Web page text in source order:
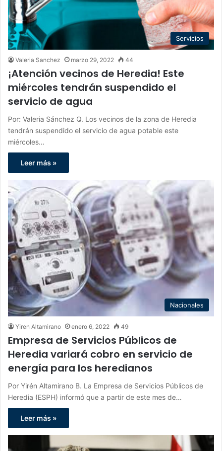
Servicios
Valeria Sanchez marzo 29, 2022 44
¡Atención vecinos de Heredia! Este
miércoles tendrán suspendido el
servicio de agua
Por: Valeria Sánchez Q. Los vecinos de la zona de Heredia
tendrán suspendido el servicio de agua potable este
miércoles…
Leer más »
Nacionales
Yiren Altamirano enero 6, 2022 49
Empresa de Servicios Públicos de
Heredia variará cobro en servicio de
energía para los heredianos
Por Yirén Altamirano B. La Empresa de Servicios Públicos de
Heredia (ESPH) informó que a partir de este mes de…
Leer más »